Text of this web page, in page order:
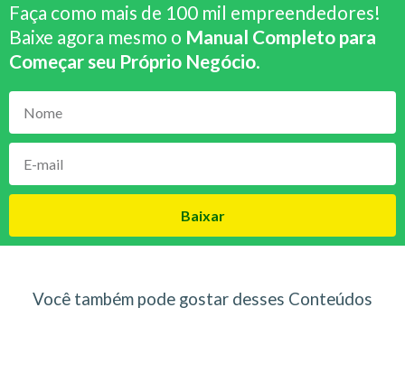
Faça como mais de 100 mil empreendedores!
Baixe agora mesmo o Manual Completo para
Começar seu Próprio Negócio.
Baixar
Você também pode gostar desses Conteúdos